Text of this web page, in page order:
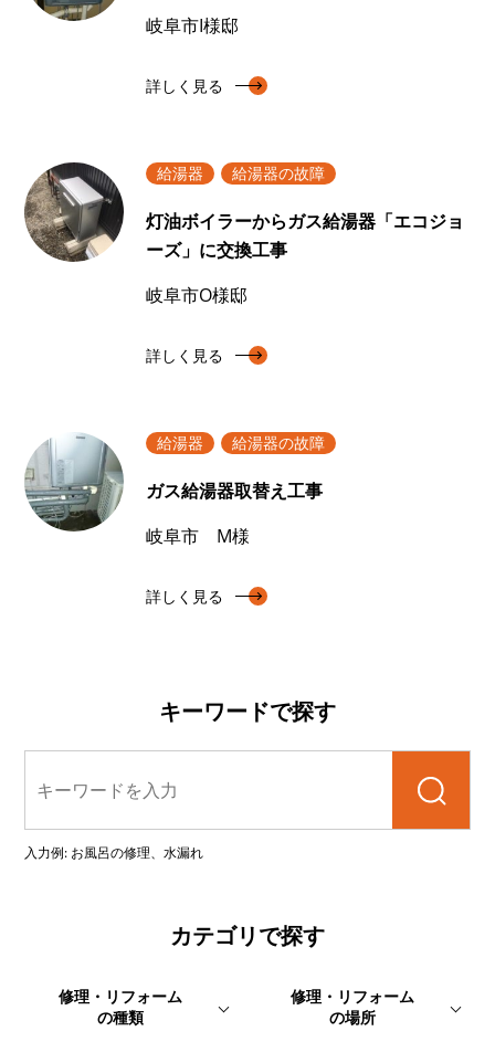
岐阜市I様邸
詳しく見る
給湯器 給湯器の故障
灯油ボイラーからガス給湯器「エコジョ
ーズ」に交換工事
岐阜市O様邸
詳しく見る
給湯器 給湯器の故障
ガス給湯器取替え工事
岐阜市 M様
詳しく見る
キーワードで探す
入力例: お風呂の修理、水漏れ
カテゴリで探す
修理・リフォーム
の種類
修理・リフォーム
の場所